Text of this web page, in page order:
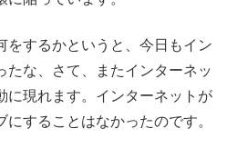
をするかというと、今日もイン
たな、さて、またインターネッ
に現れます。インターネットが
にすることはなかったのです。